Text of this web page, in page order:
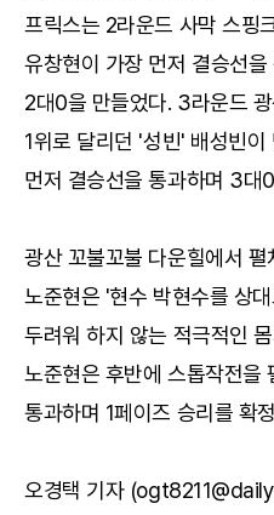
프릭스는 2라운드 사막 스핑
유창현이 가장 먼저 결승선
2대0을 만들었다. 3라운드
1위로 달리던 '성빈' 배성빈
먼저 결승선을 통과하며 3대
광산 꼬불꼬불 다운힐에서
노준현은 '현수 박현수를 상
두려워 하지 않는 적극적인
노준현은 후반에 스톱작전을
통과하며 1페이즈 승리를 확
오경택 기자